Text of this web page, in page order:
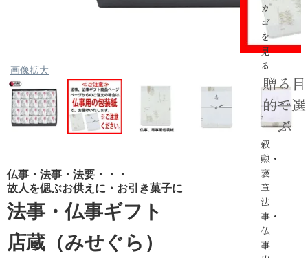
カ
ゴ
を
見
る
贈る目
的で選
ぶ
叙
勲・
褒
章
法
事・
仏
事
画像拡大
仏事・法事・法要・・・
故人を偲ぶお供えに・お引き菓子に
法事・仏事ギフト
店蔵（みせぐら）